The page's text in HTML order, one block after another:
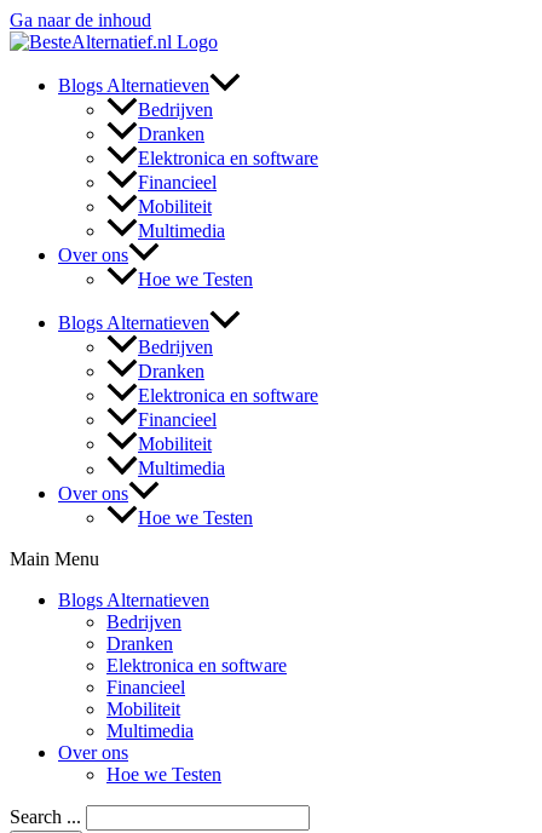
Ga naar de inhoud
Blogs Alternatieven
Bedrijven
Dranken
Elektronica en software
Financieel
Mobiliteit
Multimedia
Over ons
Hoe we Testen
Blogs Alternatieven
Bedrijven
Dranken
Elektronica en software
Financieel
Mobiliteit
Multimedia
Over ons
Hoe we Testen
Main Menu
Blogs Alternatieven
Bedrijven
Dranken
Elektronica en software
Financieel
Mobiliteit
Multimedia
Over ons
Hoe we Testen
Search ...